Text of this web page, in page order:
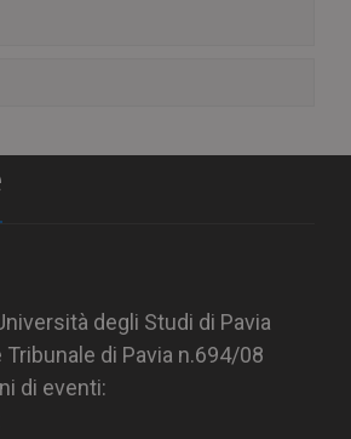
degli Studi di Pavia
di Pavia n.694/08
di eventi: